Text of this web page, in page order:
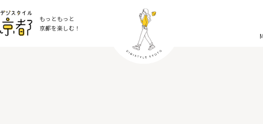
もっともっと
京都を楽しむ！